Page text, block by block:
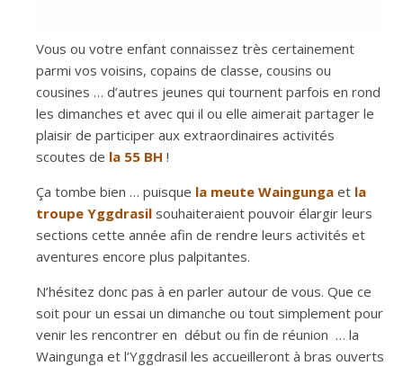
Vous ou votre enfant connaissez très certainement
parmi vos voisins, copains de classe, cousins ou
cousines … d’autres jeunes qui tournent parfois en rond
les dimanches et avec qui il ou elle aimerait partager le
plaisir de participer aux extraordinaires activités
scoutes de la 55 BH !
Ça tombe bien … puisque la meute Waingunga et la
troupe Yggdrasil souhaiteraient pouvoir élargir leurs
sections cette année afin de rendre leurs activités et
aventures encore plus palpitantes.
N’hésitez donc pas à en parler autour de vous. Que ce
soit pour un essai un dimanche ou tout simplement pour
venir les rencontrer en début ou fin de réunion … la
Waingunga et l’Yggdrasil les accueilleront à bras ouverts